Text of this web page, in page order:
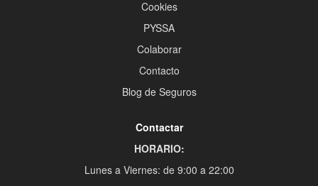
Cookies
PYSSA
Colaborar
Contacto
Blog de Seguros
Contactar
HORARIO:
Lunes a Viernes: de 9:00 a 22:00